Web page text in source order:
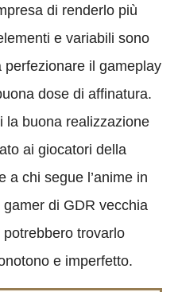
di renderlo più
e variabili sono
il gameplay
dose di affinatura.
la buona realizzazione
ai giocatori della
a chi segue l’anime in
di GDR vecchia
trovarlo
e imperfetto.